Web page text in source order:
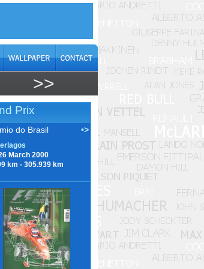
>>
Prix
do Brasil •>
March 2000
km - 305.939 km